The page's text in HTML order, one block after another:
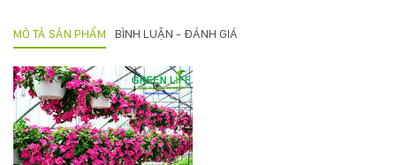
-
Cẩm
Lệ
-
Đà
nẵng
MÔ TẢ SẢN PHẨM BÌNH LUẬN - ĐÁNH GIÁ